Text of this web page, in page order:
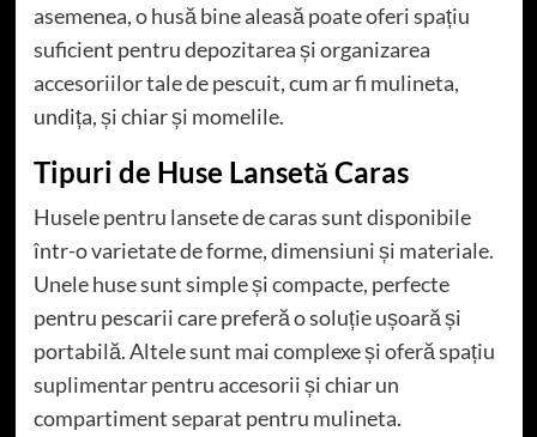
asemenea, o husă bine aleasă poate oferi spațiu
suficient pentru depozitarea și organizarea
accesoriilor tale de pescuit, cum ar fi mulineta,
undița, și chiar și momelile.
Tipuri de Huse Lansetă Caras
Husele pentru lansete de caras sunt disponibile
într-o varietate de forme, dimensiuni și materiale.
Unele huse sunt simple și compacte, perfecte
pentru pescarii care preferă o soluție ușoară și
portabilă. Altele sunt mai complexe și oferă spațiu
suplimentar pentru accesorii și chiar un
compartiment separat pentru mulineta.